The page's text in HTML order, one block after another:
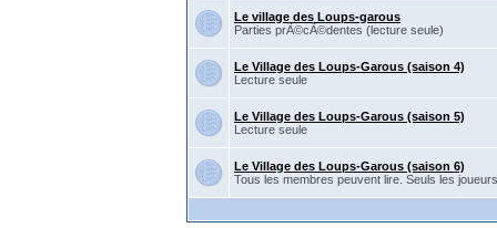
Le village des Loups-garous
Parties prÃ©cÃ©dentes (lecture seule)
Le Village des Loups-Garous (saison 4)
Lecture seule
Le Village des Loups-Garous (saison 5)
Lecture seule
Le Village des Loups-Garous (saison 6)
Tous les membres peuvent lire. Seuls les